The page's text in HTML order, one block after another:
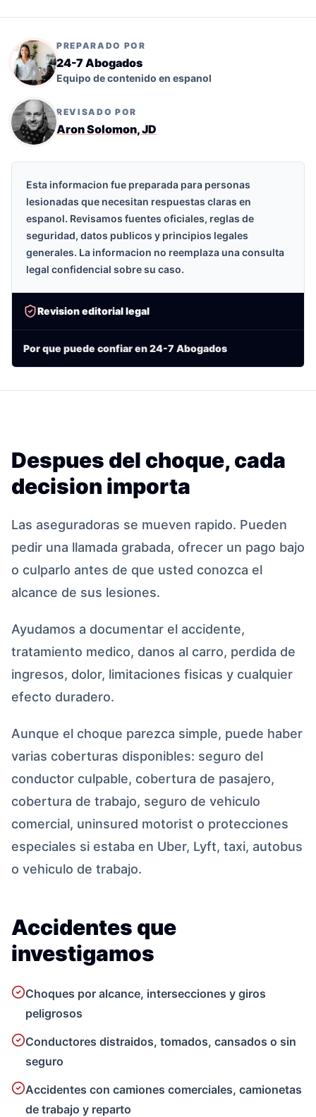
PREPARADO POR
24-7 Abogados
Equipo de contenido en espanol
REVISADO POR
Aron Solomon, JD
Esta informacion fue preparada para personas
lesionadas que necesitan respuestas claras en
espanol. Revisamos fuentes oficiales, reglas de
seguridad, datos publicos y principios legales
generales. La informacion no reemplaza una consulta
legal confidencial sobre su caso.
Revision editorial legal
Por que puede confiar en 24-7 Abogados
Despues del choque, cada
decision importa
Las aseguradoras se mueven rapido. Pueden
pedir una llamada grabada, ofrecer un pago bajo
o culparlo antes de que usted conozca el
alcance de sus lesiones.
Ayudamos a documentar el accidente,
tratamiento medico, danos al carro, perdida de
ingresos, dolor, limitaciones fisicas y cualquier
efecto duradero.
Aunque el choque parezca simple, puede haber
varias coberturas disponibles: seguro del
conductor culpable, cobertura de pasajero,
cobertura de trabajo, seguro de vehiculo
comercial, uninsured motorist o protecciones
especiales si estaba en Uber, Lyft, taxi, autobus
o vehiculo de trabajo.
Accidentes que
investigamos
Choques por alcance, intersecciones y giros
peligrosos
Conductores distraidos, tomados, cansados o sin
seguro
Accidentes con camiones comerciales, camionetas
de trabajo y reparto